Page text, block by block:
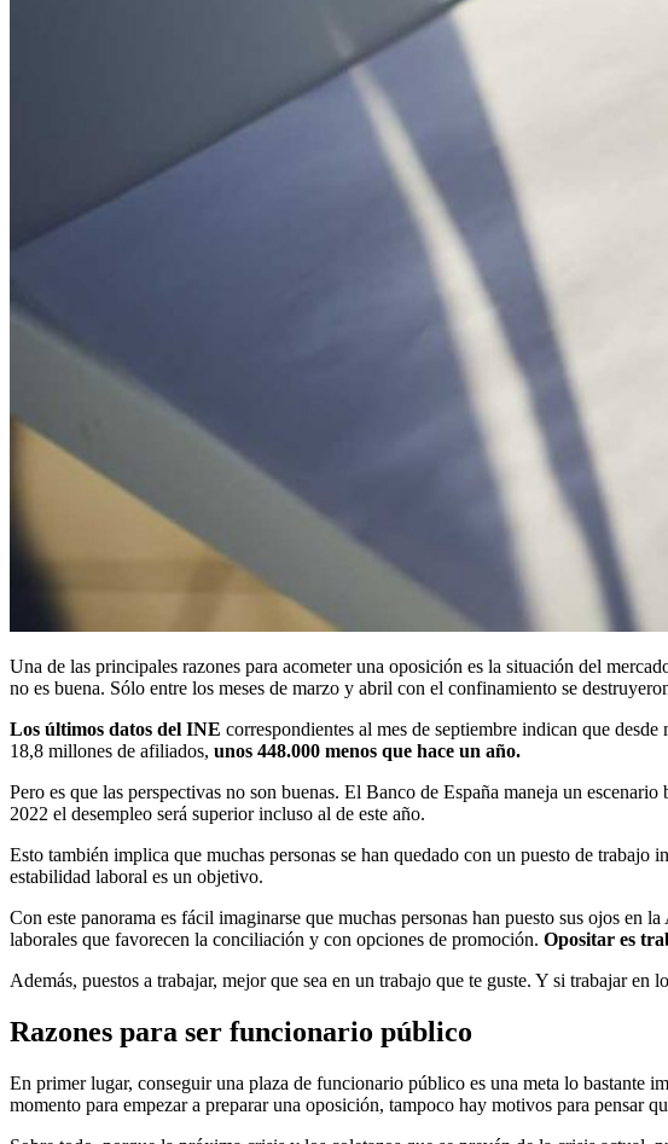
Una de las principales razones para acometer una oposición es la situación del
no es buena. Sólo entre los meses de marzo y abril con el confinamiento se
Los últimos datos del INE correspondientes al mes de septiembre indican que
18,8 millones de afiliados, unos 448.000 menos que hace un año.
Pero es que las perspectivas no son buenas. El Banco de España maneja un escenario
2022 el desempleo será superior incluso al de este año.
Esto también implica que muchas personas se han quedado con un puesto de
estabilidad laboral es un objetivo.
Con este panorama es fácil imaginarse que muchas personas han puesto sus ojos en
laborales que favorecen la conciliación y con opciones de promoción. Opositar es
Además, puestos a trabajar, mejor que sea en un trabajo que te guste. Y si trabajar
Razones para ser funcionario público
En primer lugar, conseguir una plaza de funcionario público es una meta lo bastante
momento para empezar a preparar una oposición, tampoco hay motivos para pensar